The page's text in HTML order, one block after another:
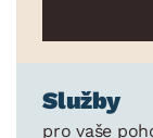
Služby
pro vaše